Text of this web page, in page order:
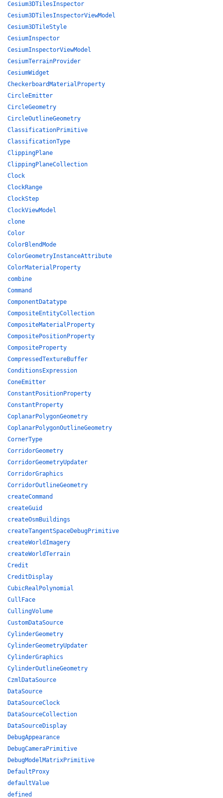
Cesium3DTilesInspector
Cesium3DTilesInspectorViewModel
Cesium3DTileStyle
CesiumInspector
CesiumInspectorViewModel
CesiumTerrainProvider
CesiumWidget
CheckerboardMaterialProperty
CircleEmitter
CircleGeometry
CircleOutlineGeometry
ClassificationPrimitive
ClassificationType
ClippingPlane
ClippingPlaneCollection
Clock
ClockRange
ClockStep
ClockViewModel
clone
Color
ColorBlendMode
ColorGeometryInstanceAttribute
ColorMaterialProperty
combine
Command
ComponentDatatype
CompositeEntityCollection
CompositeMaterialProperty
CompositePositionProperty
CompositeProperty
CompressedTextureBuffer
ConditionsExpression
ConeEmitter
ConstantPositionProperty
ConstantProperty
CoplanarPolygonGeometry
CoplanarPolygonOutlineGeometry
CornerType
CorridorGeometry
CorridorGeometryUpdater
CorridorGraphics
CorridorOutlineGeometry
createCommand
createGuid
createOsmBuildings
createTangentSpaceDebugPrimitive
createWorldImagery
createWorldTerrain
Credit
CreditDisplay
CubicRealPolynomial
CullFace
CullingVolume
CustomDataSource
CylinderGeometry
CylinderGeometryUpdater
CylinderGraphics
CylinderOutlineGeometry
CzmlDataSource
DataSource
DataSourceClock
DataSourceCollection
DataSourceDisplay
DebugAppearance
DebugCameraPrimitive
DebugModelMatrixPrimitive
DefaultProxy
defaultValue
defined